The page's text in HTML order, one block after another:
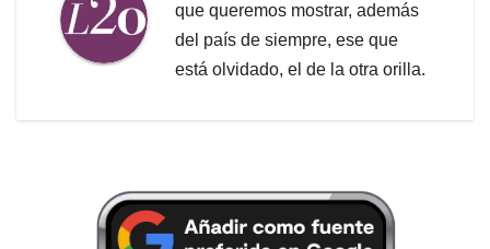
que queremos mostrar, además
del país de siempre, ese que
está olvidado, el de la otra orilla.